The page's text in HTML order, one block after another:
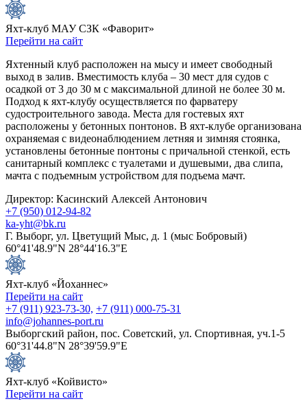
Яхт-клуб МАУ СЗК «Фаворит»
Перейти на сайт
Яхтенный клуб расположен на мысу и имеет свободный
выход в залив. Вместимость клуба – 30 мест для судов с
осадкой от 3 до 30 м с максимальной длиной не более 30 м.
Подход к яхт-клубу осуществляется по фарватеру
судостроительного завода. Места для гостевых яхт
расположены у бетонных понтонов. В яхт-клубе организована
охраняемая с видеонаблюдением летняя и зимняя стоянка,
установлены бетонные понтоны с причальной стенкой, есть
санитарный комплекс с туалетами и душевыми, два слипа,
мачта с подъемным устройством для подъема мачт.
Директор: Касинский Алексей Антонович
+7 (950) 012-94-82
ka-yht@bk.ru
Г. Выборг, ул. Цветущий Мыс, д. 1 (мыс Бобровый)
60°41'48.9"N 28°44'16.3"E
Яхт-клуб «Йоханнес»
Перейти на сайт
+7 (911) 923-73-30, +7 (911) 000-75-31
info@johannes-port.ru
Выборгский район, пос. Советский, ул. Спортивная, уч.1-5
60°31'44.8"N 28°39'59.9"E
Яхт-клуб «Койвисто»
Перейти на сайт